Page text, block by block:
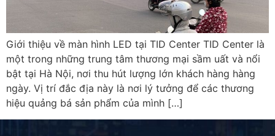
Giới thiệu về màn hình LED tại TID Center TID Center là
một trong những trung tâm thương mại sầm uất và nổi
bật tại Hà Nội, nơi thu hút lượng lớn khách hàng hàng
ngày. Vị trí đắc địa này là nơi lý tưởng để các thương
hiệu quảng bá sản phẩm của mình […]